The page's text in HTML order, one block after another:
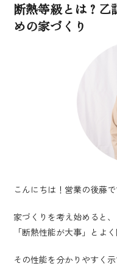
断熱等級とは？乙
めの家づくり
こんにちは！営業の後藤で
家づくりを考え始めると、
「断熱性能が大事」とよ
その性能を分かりやすく